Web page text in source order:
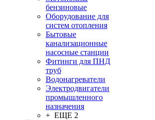
бензиновые
Оборудование для
систем отопления
Бытовые
канализационные
насосные станции
Фитинги для ПНД
труб
Водонагреватели
Электродвигатели
промышленного
назначения
+ ЕЩЕ 2